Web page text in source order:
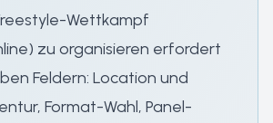
Wettkampf
zu organisieren erfordert
Feldern: Location und
Format-Wahl, Panel-